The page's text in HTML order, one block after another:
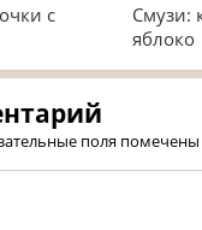
с
Смузи:
яблоко
поля помечены